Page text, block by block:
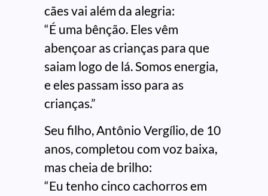
cães vai além da alegria:
“É uma bênção. Eles vêm
abençoar as crianças para que
saiam logo de lá. Somos energia,
e eles passam isso para as
crianças.”
Seu filho, Antônio Vergílio, de 10
anos, completou com voz baixa,
mas cheia de brilho:
“Eu tenho cinco cachorros em